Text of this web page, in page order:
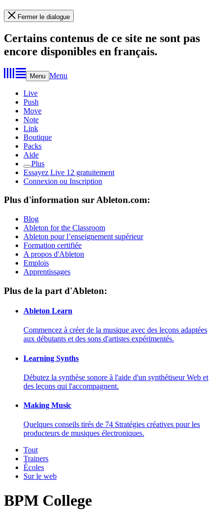
Fermer le dialogue
Certains contenus de ce site ne sont pas
encore disponibles en français.
Menu Menu
Live
Push
Move
Note
Link
Boutique
Packs
Aide
Plus
Essayez Live 12 gratuitement
Connexion ou Inscription
Plus d'information sur Ableton.com:
Blog
Ableton for the Classroom
Ableton pour l’enseignement supérieur
Formation certifiée
A propos d'Ableton
Emplois
Apprentissages
Plus de la part d'Ableton:
Ableton Learn
Commencez à créer de la musique avec des leçons adaptées
aux débutants et des sons d'artistes expérimentés.
Learning Synths
Débutez la synthèse sonore à l'aide d'un synthétiseur Web et
des leçons qui l'accompagnent.
Making Music
Quelques conseils tirés de 74 Stratégies créatives pour les
producteurs de musiques électroniques.
Tout
Trainers
Écoles
Sur le web
BPM College